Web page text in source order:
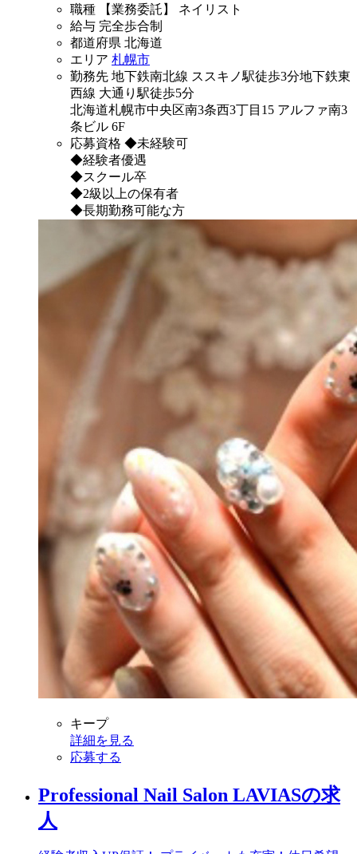
職種
【業務委託】 ネイリスト
給与 完全歩合制
都道府県 北海道
エリア 札幌市
勤務先 地下鉄南北線 ススキノ駅徒歩3分地下鉄東
西線 大通り駅徒歩5分
北海道札幌市中央区南3条西3丁目15 アルファ南3
条ビル 6F
応募資格 ◆未経験可
◆経験者優遇
◆スクール卒
◆2級以上の保有者
◆長期勤務可能な方
キープ
詳細を見る
応募する
Professional Nail Salon LAVIASの求
人